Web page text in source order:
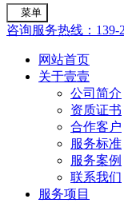
菜单
咨询服务热线：139-
网站首页
关于壹壹
公司简介
资质证书
合作客户
服务标准
服务案例
联系我们
服务项目